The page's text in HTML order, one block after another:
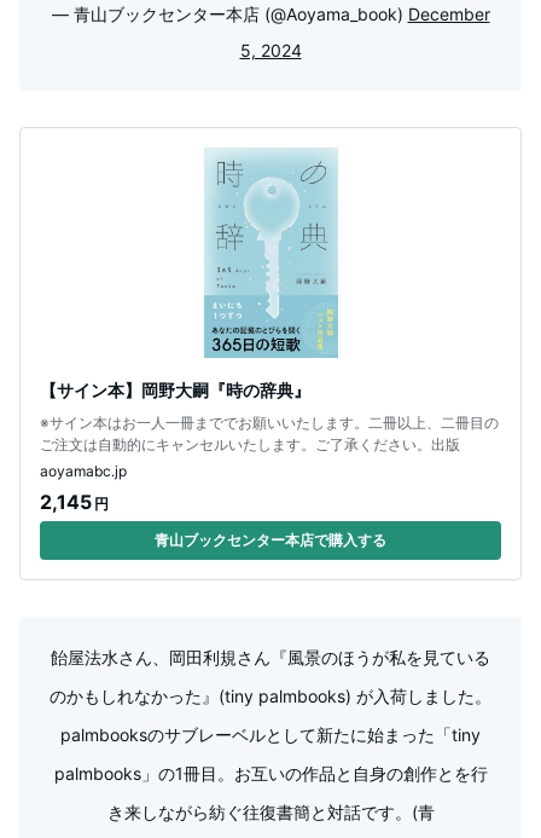
— 青山ブックセンター本店 (@Aoyama_book) December
5, 2024
【サイン本】岡野大嗣『時の辞典』
※サイン本はお一人一冊まででお願いいたします。二冊以上、二冊目の
ご注文は自動的にキャンセルいたします。ご了承ください。出版
aoyamabc.jp
2,145 円
青山ブックセンター本店で購入する
飴屋法水さん、岡田利規さん『風景のほうが私を見ている
のかもしれなかった』(tiny palmbooks) が入荷しました。
palmbooksのサブレーベルとして新たに始まった「tiny
palmbooks」の1冊目。お互いの作品と自身の創作とを行
き来しながら紡ぐ往復書簡と対話です。(青